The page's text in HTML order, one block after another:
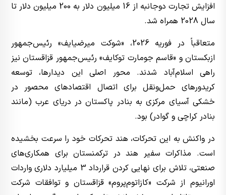
افزایش تجارت دوجانبه از 16 میلیون دلار به 200 میلیون دلار تا
سال 2028 همراه شد.
متعاقباً در فوریه 2026، «شوکت میرضیایف» رئیس‌جمهور
ازبکستان و «قاسم جومارت توکایف» رئیس‌جمهور قزاقستان نیز
راهی اسلام‌آباد شدند. محور اصلی این دیدارها، توسعه
کریدورهای حمل‌ونقل برای اتصال اقتصادهای محصور در
خشکی آسیای مرکزی به بنادر پاکستان در دریای عرب (مانند
بنادر کراچی و گوادر) بود.
در واکنش به این تحرکات، هند تحرکات خود را سرعت بخشیده
است. مذاکرات سفیر هند در ترکمنستان برای همکاری‌های
صنعتی، تلاش برای نهایی کردن قرارداد 3 میلیارد دلاری واردات
اورانیوم از شرکت «کازاتوم‌پروم» قزاقستان و توافقات شرکت